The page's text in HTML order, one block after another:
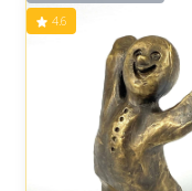
4.6